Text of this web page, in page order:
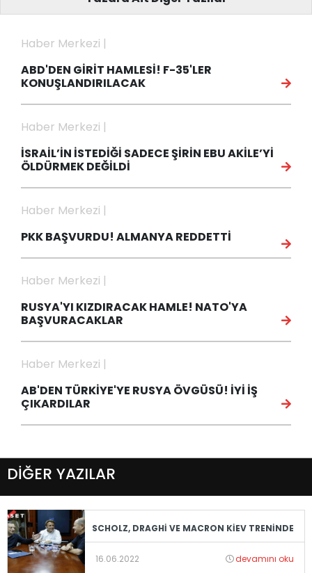
Haber Merkezi |
ABD'DEN GİRİT HAMLESİ! F-35'LER
KONUŞLANDIRILACAK
Haber Merkezi |
İSRAİL’İN İSTEDİĞİ SADECE ŞİRİN EBU AKİLE’Yİ
ÖLDÜRMEK DEĞİLDİ
Haber Merkezi |
PKK BAŞVURDU! ALMANYA REDDETTİ
Haber Merkezi |
RUSYA'YI KIZDIRACAK HAMLE! NATO'YA
BAŞVURACAKLAR
Haber Merkezi |
AB'DEN TÜRKİYE'YE RUSYA ÖVGÜSÜ! İYİ İŞ
ÇIKARDILAR
DİĞER YAZILAR
SCHOLZ, DRAGHİ VE MACRON KİEV TRENİNDE
16.06.2022 devamını oku